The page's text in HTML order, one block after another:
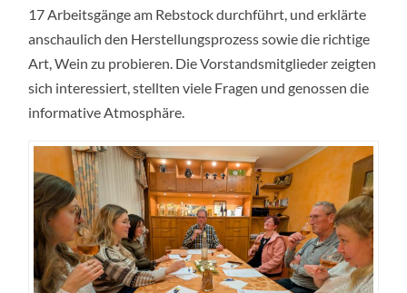
17 Arbeitsgänge am Rebstock durchführt, und erklärte
anschaulich den Herstellungsprozess sowie die richtige
Art, Wein zu probieren. Die Vorstandsmitglieder zeigten
sich interessiert, stellten viele Fragen und genossen die
informative Atmosphäre.